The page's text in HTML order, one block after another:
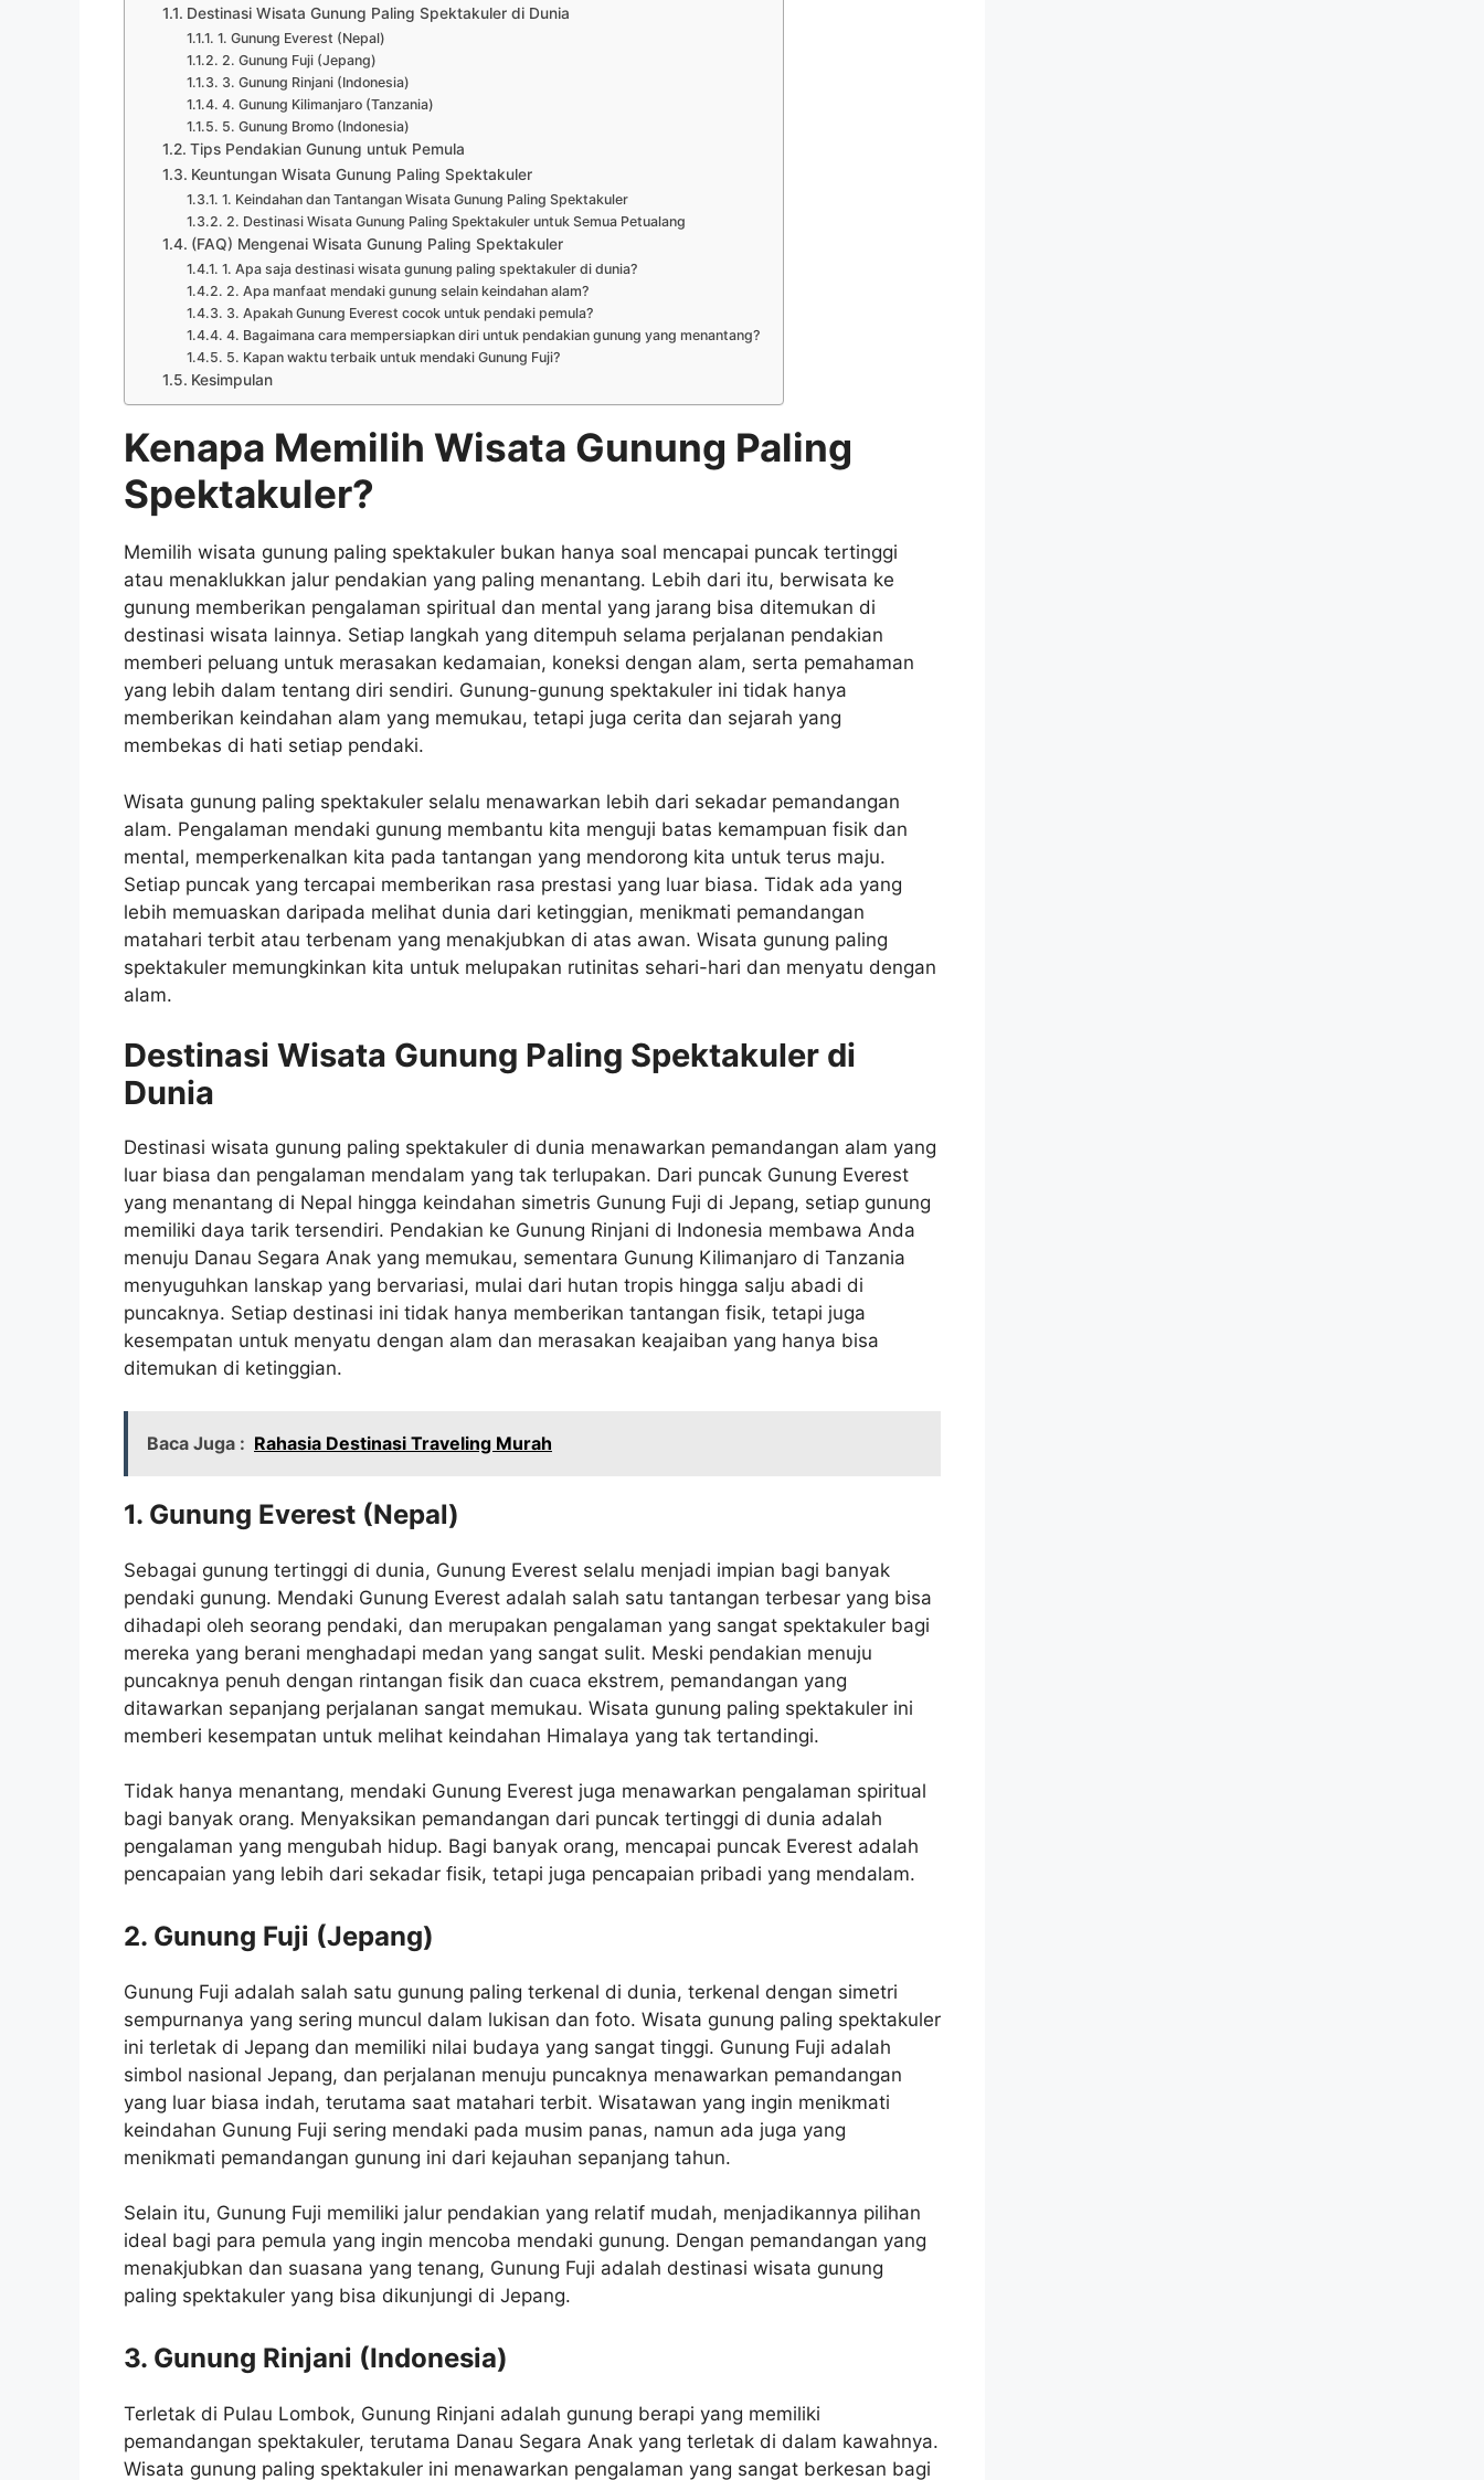
Destinasi Wisata Gunung Paling Spektakuler di Dunia
1. Gunung Everest (Nepal)
2. Gunung Fuji (Jepang)
3. Gunung Rinjani (Indonesia)
4. Gunung Kilimanjaro (Tanzania)
5. Gunung Bromo (Indonesia)
Tips Pendakian Gunung untuk Pemula
Keuntungan Wisata Gunung Paling Spektakuler
1. Keindahan dan Tantangan Wisata Gunung Paling Spektakuler
2. Destinasi Wisata Gunung Paling Spektakuler untuk Semua Petualang
(FAQ) Mengenai Wisata Gunung Paling Spektakuler
1. Apa saja destinasi wisata gunung paling spektakuler di dunia?
2. Apa manfaat mendaki gunung selain keindahan alam?
3. Apakah Gunung Everest cocok untuk pendaki pemula?
4. Bagaimana cara mempersiapkan diri untuk pendakian gunung yang menantang?
5. Kapan waktu terbaik untuk mendaki Gunung Fuji?
Kesimpulan
Kenapa Memilih Wisata Gunung Paling
Spektakuler?
Memilih wisata gunung paling spektakuler bukan hanya soal mencapai puncak tertinggi
atau menaklukkan jalur pendakian yang paling menantang. Lebih dari itu, berwisata ke
gunung memberikan pengalaman spiritual dan mental yang jarang bisa ditemukan di
destinasi wisata lainnya. Setiap langkah yang ditempuh selama perjalanan pendakian
memberi peluang untuk merasakan kedamaian, koneksi dengan alam, serta pemahaman
yang lebih dalam tentang diri sendiri. Gunung-gunung spektakuler ini tidak hanya
memberikan keindahan alam yang memukau, tetapi juga cerita dan sejarah yang
membekas di hati setiap pendaki.
Wisata gunung paling spektakuler selalu menawarkan lebih dari sekadar pemandangan
alam. Pengalaman mendaki gunung membantu kita menguji batas kemampuan fisik dan
mental, memperkenalkan kita pada tantangan yang mendorong kita untuk terus maju.
Setiap puncak yang tercapai memberikan rasa prestasi yang luar biasa. Tidak ada yang
lebih memuaskan daripada melihat dunia dari ketinggian, menikmati pemandangan
matahari terbit atau terbenam yang menakjubkan di atas awan. Wisata gunung paling
spektakuler memungkinkan kita untuk melupakan rutinitas sehari-hari dan menyatu dengan
alam.
Destinasi Wisata Gunung Paling Spektakuler di
Dunia
Destinasi wisata gunung paling spektakuler di dunia menawarkan pemandangan alam yang
luar biasa dan pengalaman mendalam yang tak terlupakan. Dari puncak Gunung Everest
yang menantang di Nepal hingga keindahan simetris Gunung Fuji di Jepang, setiap gunung
memiliki daya tarik tersendiri. Pendakian ke Gunung Rinjani di Indonesia membawa Anda
menuju Danau Segara Anak yang memukau, sementara Gunung Kilimanjaro di Tanzania
menyuguhkan lanskap yang bervariasi, mulai dari hutan tropis hingga salju abadi di
puncaknya. Setiap destinasi ini tidak hanya memberikan tantangan fisik, tetapi juga
kesempatan untuk menyatu dengan alam dan merasakan keajaiban yang hanya bisa
ditemukan di ketinggian.
Baca Juga : Rahasia Destinasi Traveling Murah
1. Gunung Everest (Nepal)
Sebagai gunung tertinggi di dunia, Gunung Everest selalu menjadi impian bagi banyak
pendaki gunung. Mendaki Gunung Everest adalah salah satu tantangan terbesar yang bisa
dihadapi oleh seorang pendaki, dan merupakan pengalaman yang sangat spektakuler bagi
mereka yang berani menghadapi medan yang sangat sulit. Meski pendakian menuju
puncaknya penuh dengan rintangan fisik dan cuaca ekstrem, pemandangan yang
ditawarkan sepanjang perjalanan sangat memukau. Wisata gunung paling spektakuler ini
memberi kesempatan untuk melihat keindahan Himalaya yang tak tertandingi.
Tidak hanya menantang, mendaki Gunung Everest juga menawarkan pengalaman spiritual
bagi banyak orang. Menyaksikan pemandangan dari puncak tertinggi di dunia adalah
pengalaman yang mengubah hidup. Bagi banyak orang, mencapai puncak Everest adalah
pencapaian yang lebih dari sekadar fisik, tetapi juga pencapaian pribadi yang mendalam.
2. Gunung Fuji (Jepang)
Gunung Fuji adalah salah satu gunung paling terkenal di dunia, terkenal dengan simetri
sempurnanya yang sering muncul dalam lukisan dan foto. Wisata gunung paling spektakuler
ini terletak di Jepang dan memiliki nilai budaya yang sangat tinggi. Gunung Fuji adalah
simbol nasional Jepang, dan perjalanan menuju puncaknya menawarkan pemandangan
yang luar biasa indah, terutama saat matahari terbit. Wisatawan yang ingin menikmati
keindahan Gunung Fuji sering mendaki pada musim panas, namun ada juga yang
menikmati pemandangan gunung ini dari kejauhan sepanjang tahun.
Selain itu, Gunung Fuji memiliki jalur pendakian yang relatif mudah, menjadikannya pilihan
ideal bagi para pemula yang ingin mencoba mendaki gunung. Dengan pemandangan yang
menakjubkan dan suasana yang tenang, Gunung Fuji adalah destinasi wisata gunung
paling spektakuler yang bisa dikunjungi di Jepang.
3. Gunung Rinjani (Indonesia)
Terletak di Pulau Lombok, Gunung Rinjani adalah gunung berapi yang memiliki
pemandangan spektakuler, terutama Danau Segara Anak yang terletak di dalam kawahnya.
Wisata gunung paling spektakuler ini menawarkan pengalaman yang sangat berkesan bagi